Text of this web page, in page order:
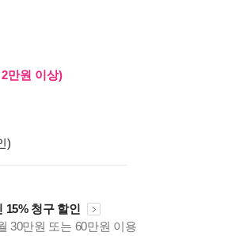
만원 이상)
)
15% 청구 할인
30만원 또는 60만원 이용